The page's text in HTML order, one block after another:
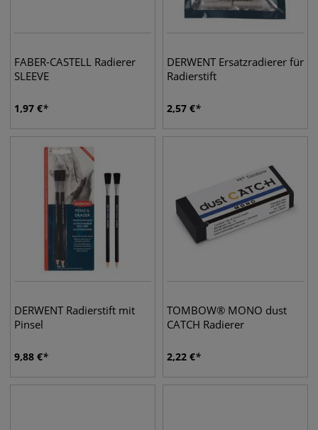
FABER-CASTELL Radierer
SLEEVE
1,97 €
DERWENT Ersatzradierer für
Radierstift
2,57 €
DERWENT Radierstift mit
Pinsel
9,88 €
TOMBOW® MONO dust
CATCH Radierer
2,22 €